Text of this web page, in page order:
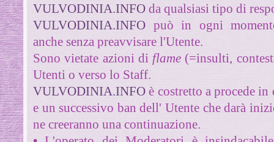
VULVODINIA.INFO da qualsiasi tipo di
VULVODINIA.INFO può in ogni
anche senza preavvisare l'Utente.
Sono vietate azioni di flame (=insulti,
Utenti o verso lo Staff.
VULVODINIA.INFO è costretto a procede
e un successivo ban dell' Utente che darà
ne creeranno una continuazione.